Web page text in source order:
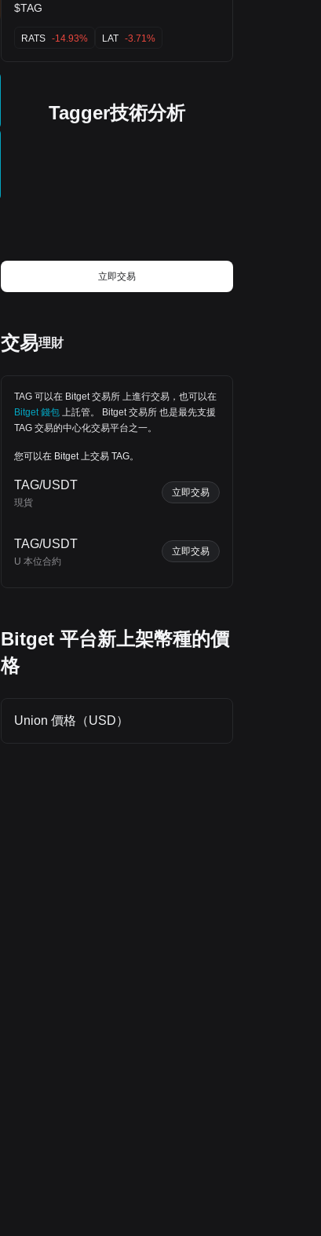
$TAG
RATS -14.93% LAT -3.71%
Tagger技術分析
立即交易
‌交易理財
TAG 可以在 Bitget 交易所 上進行交易，也可以在
Bitget 錢包 上託管。 Bitget 交易所 也是最先支援
TAG 交易的中心化交易平台之一。
您可以在 Bitget 上交易 TAG。
TAG/USDT
現貨
立即交易
TAG/USDT
U 本位合約
立即交易
Bitget 平台新上架幣種的價
格
Union 價格（USD）